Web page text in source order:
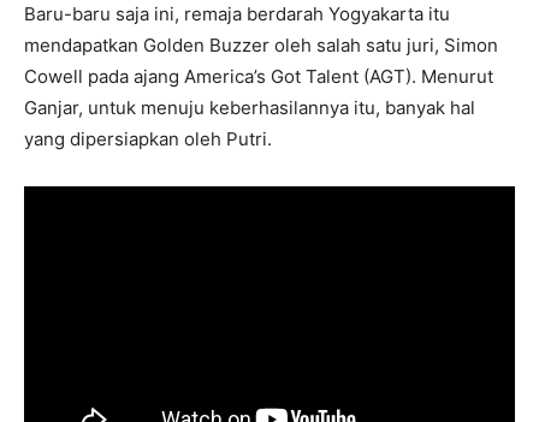
Baru-baru saja ini, remaja berdarah Yogyakarta itu
mendapatkan Golden Buzzer oleh salah satu juri, Simon
Cowell pada ajang America’s Got Talent (AGT). Menurut
Ganjar, untuk menuju keberhasilannya itu, banyak hal
yang dipersiapkan oleh Putri.